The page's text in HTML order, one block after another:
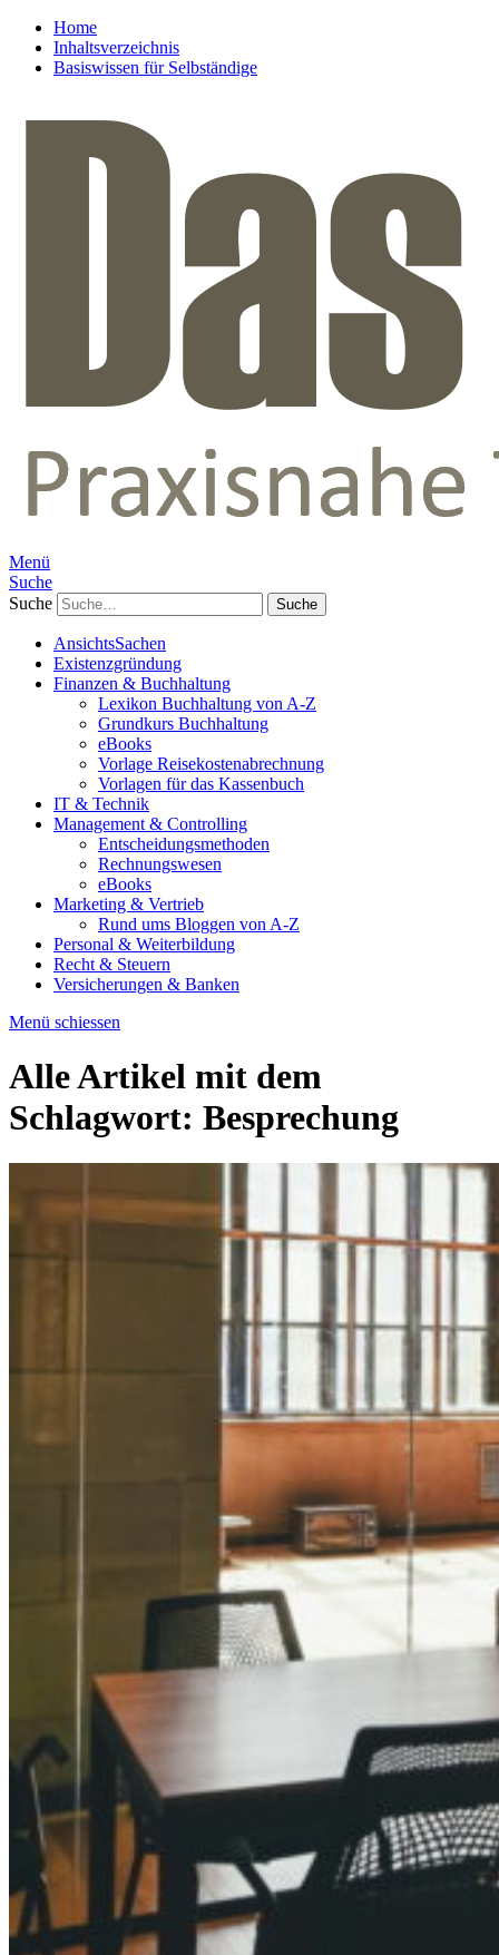
Home
Inhaltsverzeichnis
Basiswissen für Selbständige
Menü
Suche
Suche
AnsichtsSachen
Existenzgründung
Finanzen & Buchhaltung
Lexikon Buchhaltung von A-Z
Grundkurs Buchhaltung
eBooks
Vorlage Reisekostenabrechnung
Vorlagen für das Kassenbuch
IT & Technik
Management & Controlling
Entscheidungsmethoden
Rechnungswesen
eBooks
Marketing & Vertrieb
Rund ums Bloggen von A-Z
Personal & Weiterbildung
Recht & Steuern
Versicherungen & Banken
Menü schiessen
Alle Artikel mit dem
Schlagwort: Besprechung